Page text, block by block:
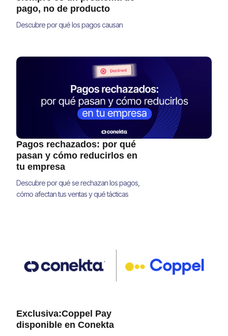
pago, no de producto
Descubre por qué los pagos causan
y aumentar tu conversión
Pagos rechazados: por qué
pasan y cómo reducirlos en
tu empresa
Descubre por qué se rechazan los pagos,
cómo afectan tus ventas y qué tácticas
Exclusiva:Coppel Pay
disponible en Conekta